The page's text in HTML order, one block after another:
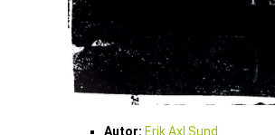
Autor: Erik Axl Sund